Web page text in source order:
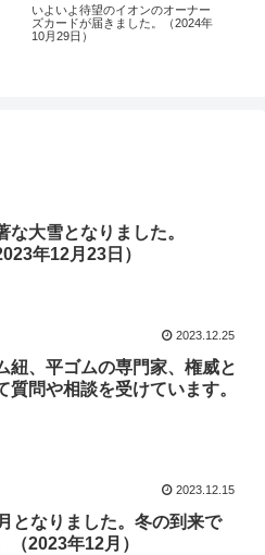
いよいよ待望のイオンのオーナー
ズカードが届きました。（2024年
10月29日）
な大雪となりました。
年12月23日）
2023.12.25
紐、平ゴムの専門家、権威と
質問や相談を受けています。
2023.12.15
となりました。冬の到来で
（2023年12月）